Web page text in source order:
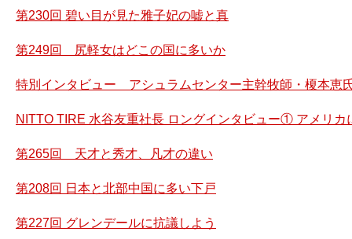
第230回 碧い目が見た雅子妃の嘘と真
第249回 尻軽女はどこの国に多いか
特別インタビュー アシュラムセンター主幹牧師・榎本恵
NITTO TIRE 水谷友重社長 ロングインタビュー① アメリカ
第265回 天才と秀才、凡才の違い
第208回 日本と北部中国に多い下戸
第227回 グレンデールに抗議しよう